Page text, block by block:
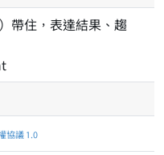
帶住，表達結果、趨
協議 1.0